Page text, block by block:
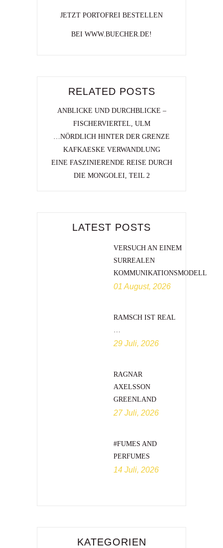
JETZT PORTOFREI BESTELLEN
BEI WWW.BUECHER.DE!
RELATED POSTS
ANBLICKE UND DURCHBLICKE –
FISCHERVIERTEL, ULM
…NÖRDLICH HINTER DER GRENZE
KAFKAESKE VERWANDLUNG
EINE FASZINIERENDE REISE DURCH
DIE MONGOLEI, TEIL 2
LATEST POSTS
VERSUCH AN EINEM
SURREALEN
KOMMUNIKATIONSMODELL
01 August, 2026
RAMSCH IST REAL
29 Juli, 2026
RAGNAR
AXELSSON
GREENLAND
27 Juli, 2026
#FUMES AND
PERFUMES
14 Juli, 2026
KATEGORIEN